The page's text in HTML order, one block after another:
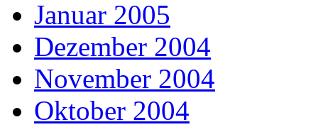
Januar 2005
Dezember 2004
November 2004
Oktober 2004